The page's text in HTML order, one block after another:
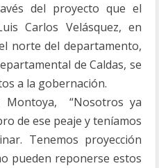
del proyecto que el
Carlos Velásquez, en
norte del departamento,
de Caldas, se
a la gobernación.
Montoya, “Nosotros ya
de ese peaje y teníamos
Tenemos proyección
pueden reponerse estos